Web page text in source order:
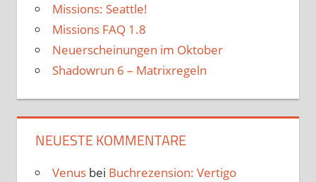
Missions: Seattle!
Missions FAQ 1.8
Neuerscheinungen im Oktober
Shadowrun 6 – Matrixregeln
NEUESTE KOMMENTARE
Venusbei Buchrezension: Vertigo